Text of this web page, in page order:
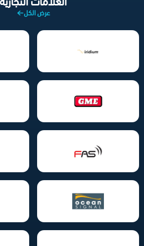
عرض الكل